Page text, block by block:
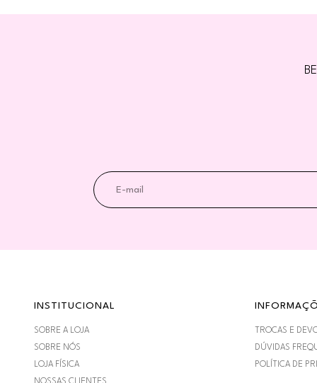
INSTITUCIONAL
SOBRE A LOJA
SOBRE NÓS
LOJA FÍSICA
TROCAS E
DÚVIDAS
POLÍTICA DE